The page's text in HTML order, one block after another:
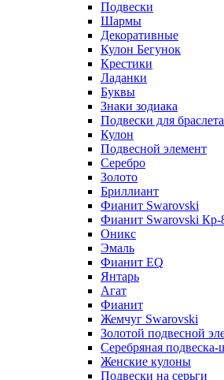
Подвески
Шармы
Декоративные
Кулон Бегунок
Крестики
Ладанки
Буквы
Знаки зодиака
Подвески для браслета
Кулон
Подвесной элемент
Серебро
Золото
Бриллиант
Фианит Swarovski
Фианит Swarovski Кр-
Оникс
Эмаль
Фианит EQ
Янтарь
Агат
Фианит
Жемчуг Swarovski
Золотой подвесной
Серебряная
Женские кулоны
Подвески на серьги